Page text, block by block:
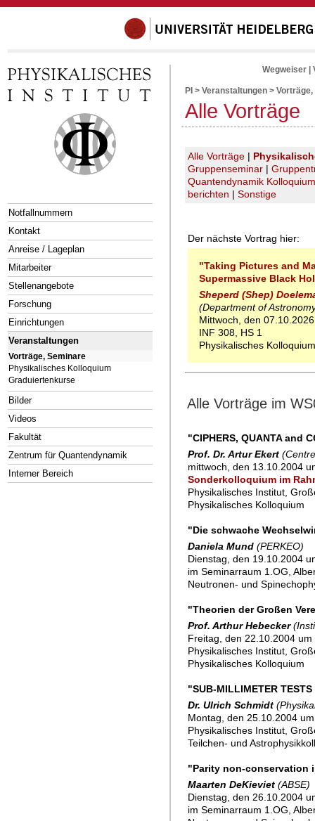
Notfallnummern
Kontakt
Anreise / Lageplan
Mitarbeiter
Stellenangebote
Forschung
Einrichtungen
Veranstaltungen
Vorträge, Seminare
Physikalisches Kolloquium
Graduiertenkurse
Bilder
Videos
Fakultät
Zentrum für Quantendynamik
Interner Bereich
Wegweiser
PI > Veranstaltungen > Vorträge,
Alle Vorträge
Alle Vorträge |
Gruppenseminar |
Quantendynamik Kolloquium
berichten | Sonstige
Der nächste Vortrag hier:
"Taking Pictures and
Supermassive Black
Sheperd (Shep)
(Department of
Mittwoch, den
INF 308, HS 1
Physikalisches Kolloquium
Alle Vorträge im
"CIPHERS, QUANTA and
Prof. Dr. Artur Ekert
mittwoch, den 13.10.2004
Sonderkolloquium im
Physikalisches Institut,
Physikalisches Kolloquium
"Die schwache
Daniela Mund (PERKEO)
Dienstag, den 19.10.2004
im Seminarraum 1.OG,
Neutronen- und
"Theorien der Großen
Prof. Arthur Hebecker
Freitag, den 22.10.2004
Physikalisches Institut,
Physikalisches Kolloquium
"SUB-MILLIMETER
Dr. Ulrich Schmidt
Montag, den 25.10.2004
Physikalisches Institut,
Teilchen- und
"Parity non-conservation
Maarten DeKieviet (ABSE)
Dienstag, den 26.10.2004
im Seminarraum 1.OG,